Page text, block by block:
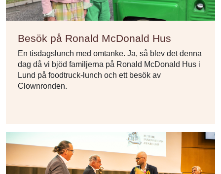
Besök på Ronald McDonald Hus
En tisdagslunch med omtanke. Ja, så blev det denna
dag då vi bjöd familjerna på Ronald McDonald Hus i
Lund på foodtruck-lunch och ett besök av
Clownronden.